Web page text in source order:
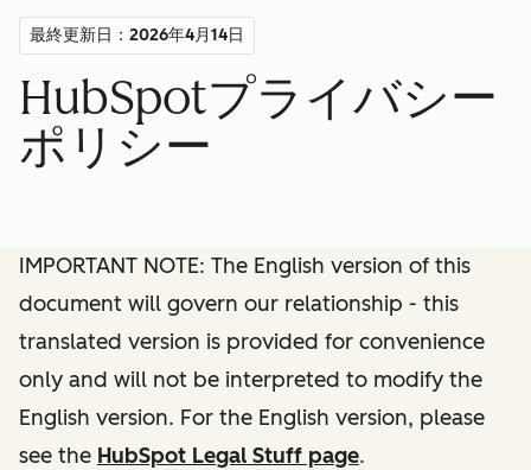
最終更新日：2026年4月14日
HubSpotプライバシー
ポリシー
IMPORTANT NOTE: The English version of this
document will govern our relationship - this
translated version is provided for convenience
only and will not be interpreted to modify the
English version. For the English version, please
see the HubSpot Legal Stuff page.